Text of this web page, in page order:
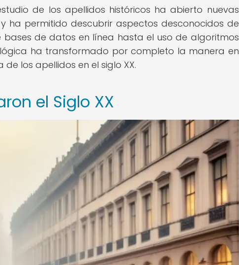
de los apellidos históricos ha abierto nuevas
ha permitido descubrir aspectos desconocidos de
de datos en línea hasta el uso de algoritmos
ha transformado por completo la manera en
los apellidos en el siglo XX.
el Siglo XX